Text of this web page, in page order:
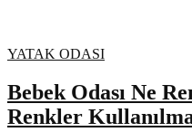
YATAK ODASI
Bebek Odası Ne
Renkler